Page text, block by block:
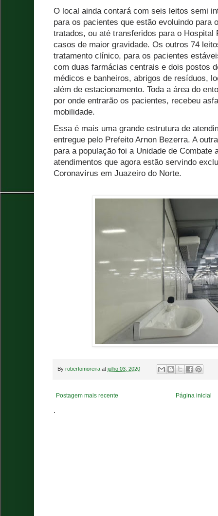
O local ainda contará com seis leitos semi
para os pacientes que estão evoluindo para
tratados, ou até transferidos para o Hospital
casos de maior gravidade. Os outros 74
tratamento clínico, para os pacientes
com duas farmácias centrais e dois postos
médicos e banheiros, abrigos de resíduos,
além de estacionamento. Toda a área do
por onde entrarão os pacientes, recebeu
mobilidade.
Essa é mais uma grande estrutura de
entregue pelo Prefeito Arnon Bezerra. A
para a população foi a Unidade de Combate
atendimentos que agora estão servindo
Coronavírus em Juazeiro do Norte.
By robertomoreira at julho 03, 2020
Postagem mais recente Página inicial
.